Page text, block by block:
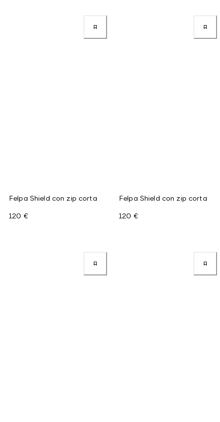
Felpa Shield con zip corta
120 €
Felpa Shield con zip corta
120 €